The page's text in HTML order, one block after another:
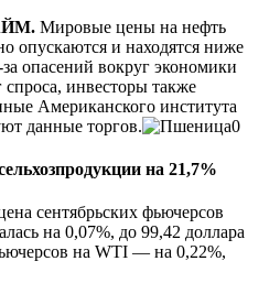
Мировые цены на нефть
опускаются и находятся ниже
опасений вокруг экономики
инвесторы также
Американского института
данные торгов.
на 21,7%
сентябрьских фьючерсов
на 0,07%, до 99,42 доллара
на WTI — на 0,22%,